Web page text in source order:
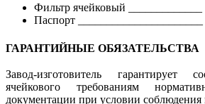
Фильтр ячейковый
Паспорт
ГАРАНТИЙНЫЕ ОБЯЗАТЕЛЬСТВА
Завод-изготовитель гарантирует
ячейкового требованиям
документации при условии соблюдения